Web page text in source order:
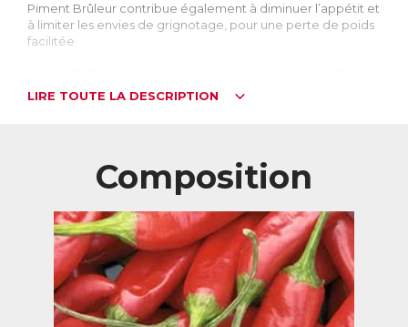
Piment Brûleur contribue également à diminuer l’appétit et
à limiter les envies de grignotage, pour une perte de poids
facilitée.
en bouche, ni dans l’estomac.
doute pourquoi 67% des femmes et 50% des hommes
déclarent vouloir maigrir. Pourtant, 4 personnes sur 5
reprennent du poids après un régime.
C’est le fameux « effet yoyo » : soumis à un régime qui le
prive, l’organisme se met à stocker, et le retour à une
alimentation normale entraîne une reprise de poids
équivalente, voire supérieure à ce qui avait été perdu.
Pour perdre du poids, il faut que l’organisme brûle plus de
LIRE TOUTE LA DESCRIPTION
Composition